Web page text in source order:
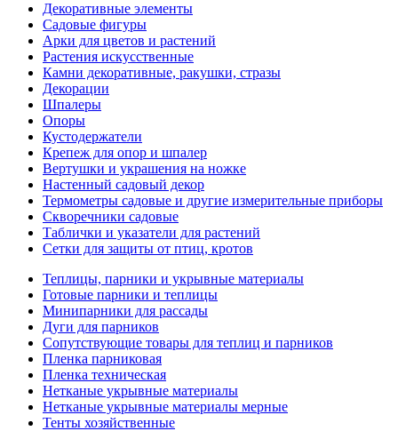
Декоративные элементы
Садовые фигуры
Арки для цветов и растений
Растения искусственные
Камни декоративные, ракушки, стразы
Декорации
Шпалеры
Опоры
Кустодержатели
Крепеж для опор и шпалер
Вертушки и украшения на ножке
Настенный садовый декор
Термометры садовые и другие измерительные приборы
Скворечники садовые
Таблички и указатели для растений
Сетки для защиты от птиц, кротов
Теплицы, парники и укрывные материалы
Готовые парники и теплицы
Минипарники для рассады
Дуги для парников
Сопутствующие товары для теплиц и парников
Пленка парниковая
Пленка техническая
Нетканые укрывные материалы
Нетканые укрывные материалы мерные
Тенты хозяйственные